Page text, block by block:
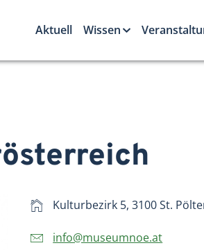
Aktuell
Wissen
Kulturbezirk 5, 3100 St.
info@museumnoe.at